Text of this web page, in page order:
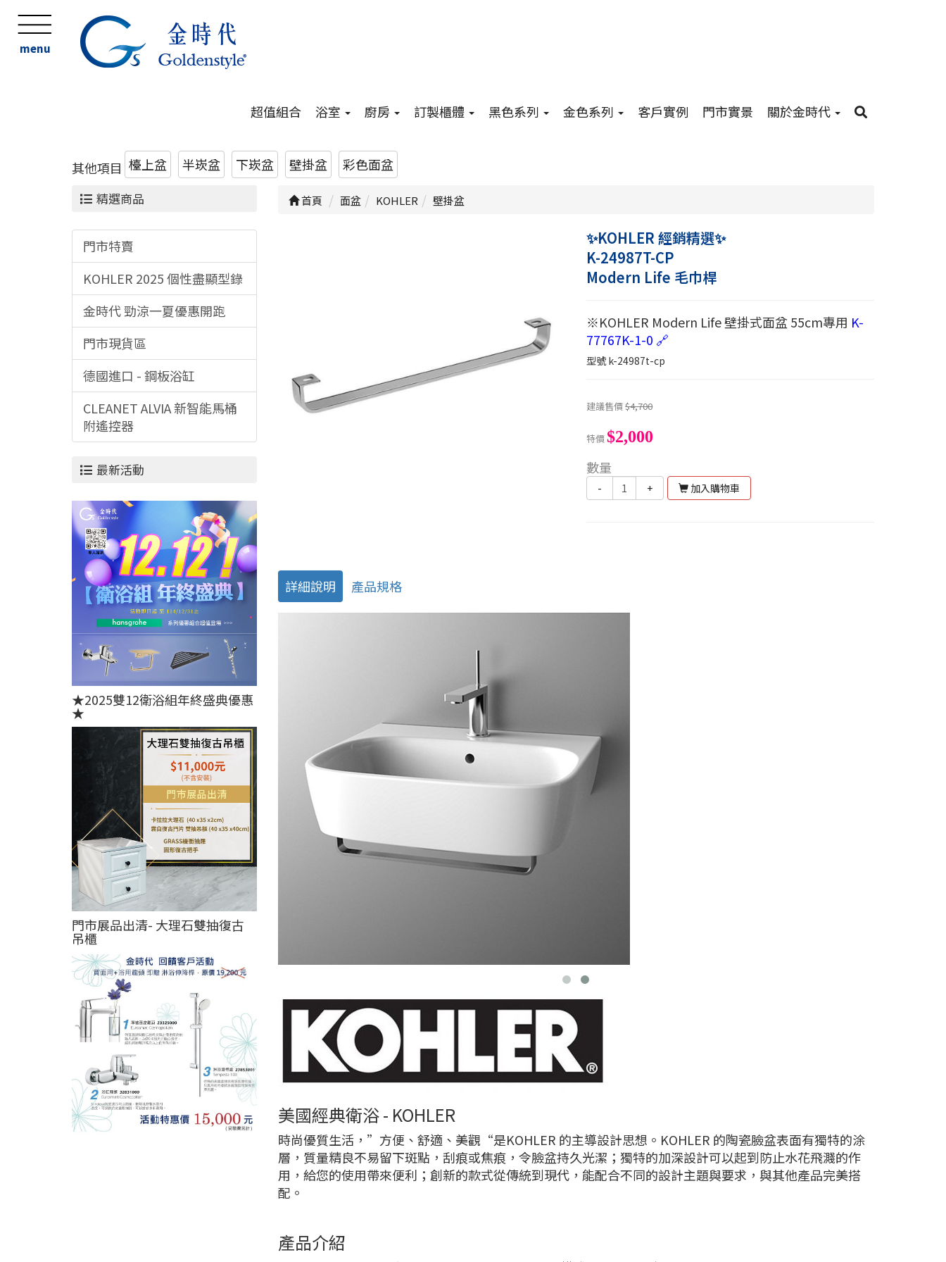
menu
超值組合 浴室 廚房 訂製櫃體 黑色系列 金色系列 客戶實例 門市實景 關於金時代
其他項目 檯上盆 半崁盆 下崁盆 壁掛盆 彩色面盆
精選商品
門市特賣
KOHLER 2025 個性盡顯型錄
金時代 勁涼一夏優惠開跑
門市現貨區
德國進口 - 鋼板浴缸
CLEANET ALVIA 新智能馬桶
附遙控器
最新活動
★2025雙12衛浴組年終盛典優惠
★
門市展品出清- 大理石雙抽復古
吊櫃
首頁 面盆 KOHLER 壁掛盆
✨KOHLER 經銷精選✨
K-24987T-CP
Modern Life 毛巾桿
※KOHLER Modern Life 壁掛式面盆 55cm專用 K-
77767K-1-0 🔗
型號k-24987t-cp
建議售價$4,700
特價$2,000
數量
- + 加入購物車
詳細說明 產品規格
美國經典衛浴 - KOHLER
時尚優質生活，”方便、舒適、美觀“是KOHLER 的主導設計思想。KOHLER 的陶瓷臉盆表面有獨特的涂
層，質量精良不易留下斑點，刮痕或焦痕，令臉盆持久光潔；獨特的加深設計可以起到防止水花飛濺的作
用，給您的使用帶來便利；創新的款式從傳統到現代，能配合不同的設計主題與要求，與其他產品完美搭
配。
產品介紹